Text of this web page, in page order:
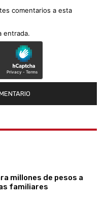
comentarios a esta
entrada.
millones de pesos a
familiares